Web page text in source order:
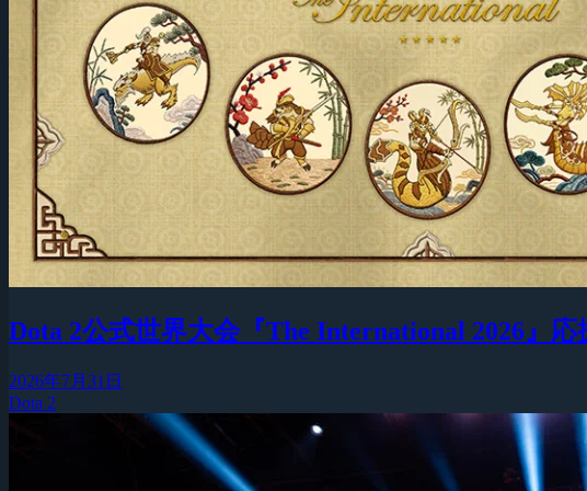
Dota 2公式世界大会『The International 2026』
2026年7月31日
Dota 2